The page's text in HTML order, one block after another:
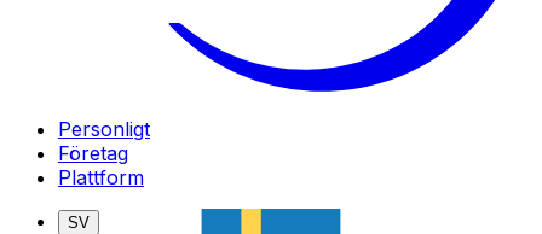
Personligt
Företag
Plattform
SV